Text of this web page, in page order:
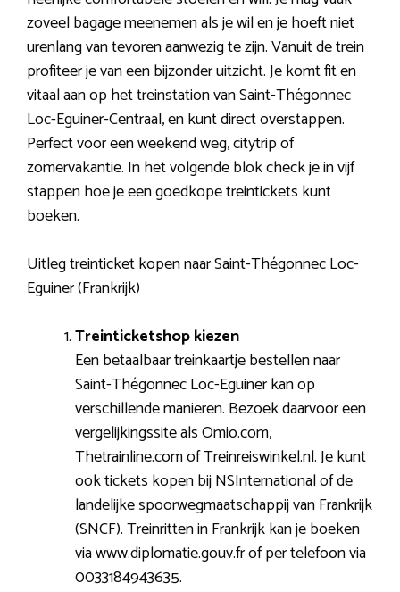
zoveel bagage meenemen als je wil en je hoeft niet
urenlang van tevoren aanwezig te zijn. Vanuit de trein
profiteer je van een bijzonder uitzicht. Je komt fit en
vitaal aan op het treinstation van Saint-Thégonnec
Loc-Eguiner-Centraal, en kunt direct overstappen.
Perfect voor een weekend weg, citytrip of
zomervakantie. In het volgende blok check je in vijf
stappen hoe je een goedkope treintickets kunt
boeken.
Uitleg treinticket kopen naar Saint-Thégonnec Loc-
Eguiner (Frankrijk)
Treinticketshop kiezen
Een betaalbaar treinkaartje bestellen naar
Saint-Thégonnec Loc-Eguiner kan op
verschillende manieren. Bezoek daarvoor een
vergelijkingssite als Omio.com,
Thetrainline.com of Treinreiswinkel.nl. Je kunt
ook tickets kopen bij NSInternational of de
landelijke spoorwegmaatschappij van Frankrijk
(SNCF). Treinritten in Frankrijk kan je boeken
via www.diplomatie.gouv.fr of per telefoon via
0033184943635.